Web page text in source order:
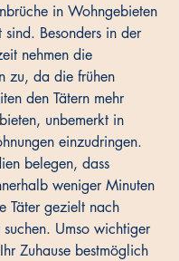
in Wohngebieten
sind. Besonders in der
nehmen die
zu, da die frühen
den Tätern mehr
unbemerkt in
einzudringen.
belegen, dass
weniger Minuten
Täter gezielt nach
Umso wichtiger
Zuhause bestmöglich